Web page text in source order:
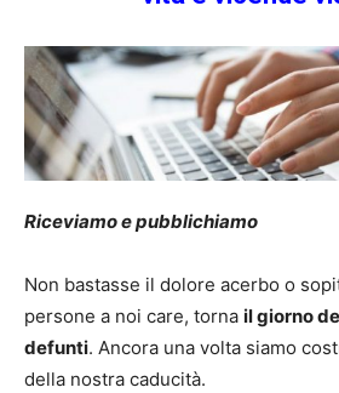
Riceviamo e pubblichiamo
Non bastasse il dolore acerbo o
persone a noi care, torna il giorno
defunti. Ancora una volta siamo
della nostra caducità.